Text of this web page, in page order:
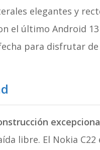
elegantes y
el último Android
para disfrutar
libre. El Nokia